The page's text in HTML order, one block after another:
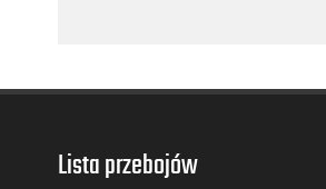
Lista przebojów